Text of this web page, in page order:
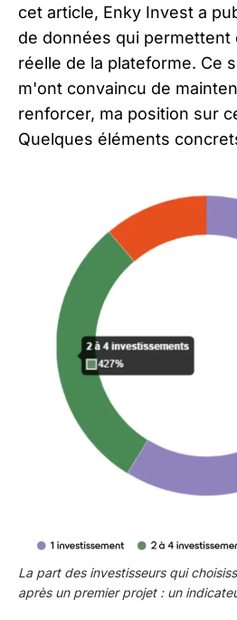
cet article, Enky Invest a
de données qui permettent
réelle de la plateforme. Ce
m'ont convaincu de
renforcer, ma position sur
Quelques éléments
La part des investisseurs qui
après un premier projet : un